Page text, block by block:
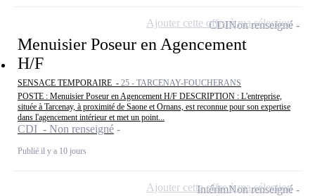
Menuisier Poseur en Agencement
H/F
SENSACE TEMPORAIRE - 25 - TARCENAY-FOUCHERANS
POSTE : Menuisier Poseur en Agencement H/F DESCRIPTION : L'entreprise,
située à Tarcenay, à proximité de Saone et Ornans, est reconnue pour son expertise
dans l'agencement intérieur et met un point...
CDI - Non renseigné
Publié il y a 10 jours
CDINon renseigné
Ajouter cette offre à ma sélection
IntérimNon renseigné
Ajouter cette offre à ma sélection